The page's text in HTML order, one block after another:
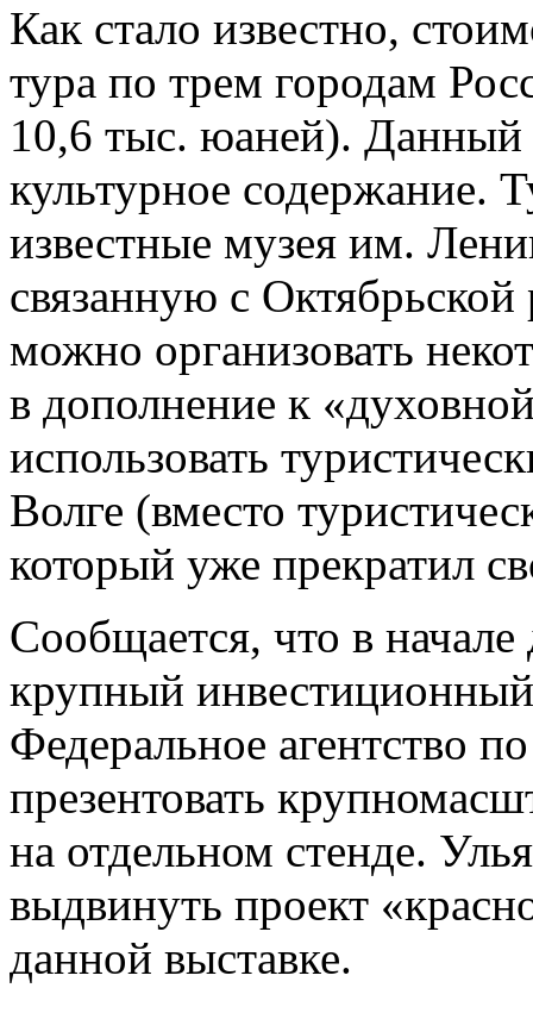
Как стало известно,
тура по трем городам
10,6 тыс. юаней). Данный
культурное содержание.
известные музея им.
связанную с
можно организовать
в дополнение к
использовать
Волге (вместо
который уже прекратил
Сообщается, что в начале
крупный
Федеральное агентство
презентовать
на отдельном стенде.
выдвинуть проект
данной выставке.